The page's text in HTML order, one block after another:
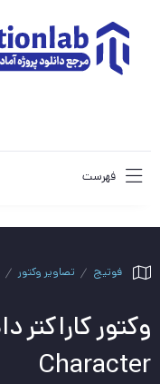
فهرست
فوتیج تصاویر وکتور
Character